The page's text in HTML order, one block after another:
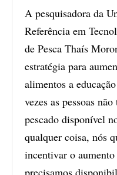
A pesquisadora da
Referência em
de Pesca Thaís
estratégia para
alimentos a
vezes as pessoas
pescado disponível
qualquer coisa, nós
incentivar o
precisamos